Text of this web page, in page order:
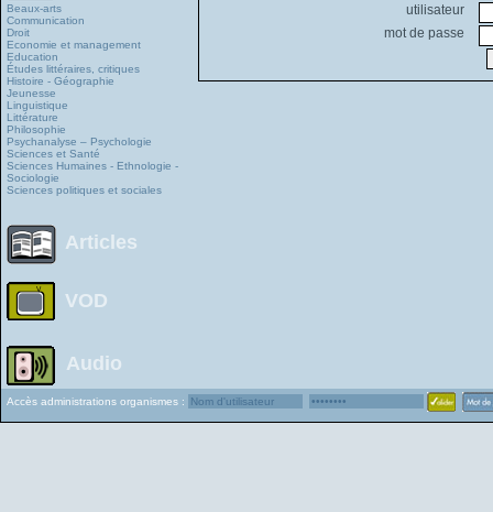
Beaux-arts
Communication
Droit
Economie et management
Education
Études littéraires, critiques
Histoire - Géographie
Jeunesse
Linguistique
Littérature
Philosophie
Psychanalyse – Psychologie
Sciences et Santé
Sciences Humaines - Ethnologie -
Sociologie
Sciences politiques et sociales
Articles
VOD
Audio
utilisateur
mot de passe
Accès administrations organismes :